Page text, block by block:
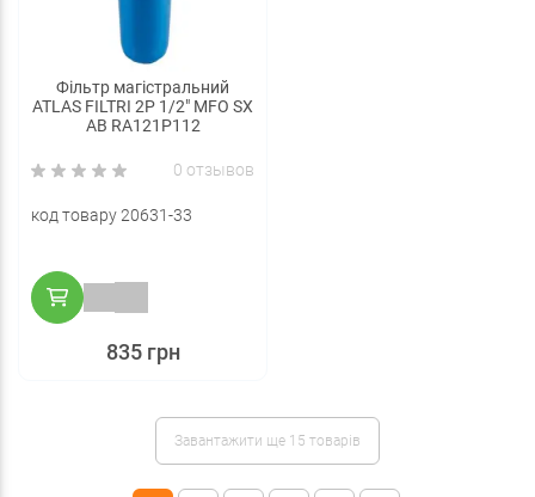
Фільтр магістральний
ATLAS FILTRI 2P 1/2" MFO SX
AB RA121P112
0 отзывов
код товару 20631-33
835 грн
Завантажити ще 15 товарів